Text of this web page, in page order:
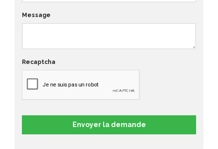
Message
Recaptcha
Envoyer la demande